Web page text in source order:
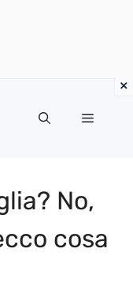
Menu
No,
cosa